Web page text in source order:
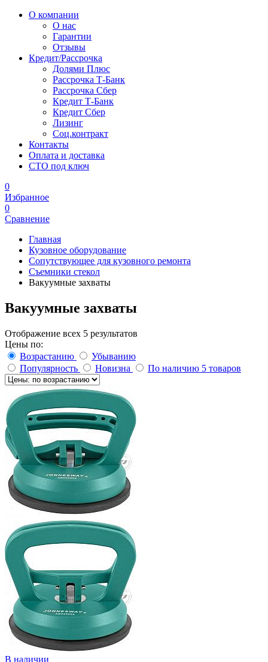
О компании
О нас
Гарантии
Отзывы
Кредит/Рассрочка
Долями Плюс
Рассрочка Т-Банк
Рассрочка Сбер
Кредит Т-Банк
Кредит Сбер
Лизинг
Соц.контракт
Контакты
Оплата и доставка
СТО под ключ
0
Избранное
0
Сравнение
Главная
Кузовное оборудование
Сопутствующее для кузовного ремонта
Съемники стекол
Вакуумные захваты
Вакуумные захваты
Отображение всех 5 результатов
Цены по:
Возрастанию
Убыванию
Популярность
Новизна По наличию 5 товаров
В наличии